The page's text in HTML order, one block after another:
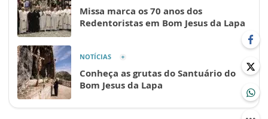
Missa marca os 70 anos dos
Redentoristas em Bom Jesus da Lapa
NOTÍCIAS
Conheça as grutas do Santuário do
Bom Jesus da Lapa